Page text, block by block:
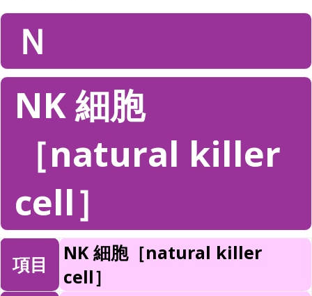
Ｎ
NK 細胞
［natural killer
cell］
項目
NK 細胞［natural killer
cell］